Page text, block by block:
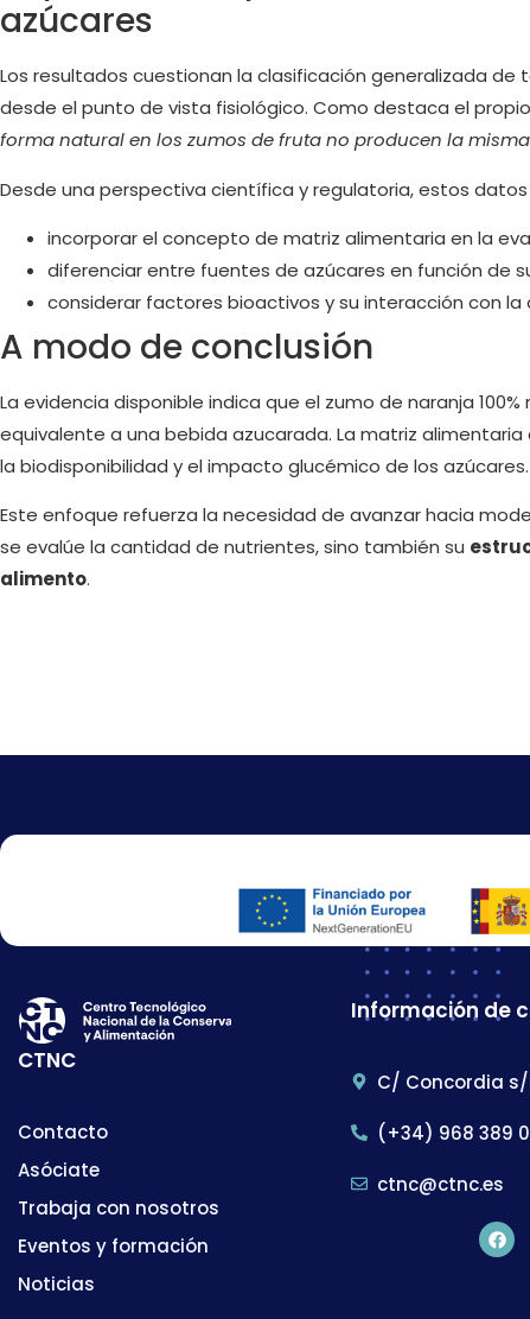
azúcares
Los resultados cuestionan la clasificación generalizada de
desde el punto de vista fisiológico. Como destaca el
forma natural en los zumos de fruta no producen la
Desde una perspectiva científica y regulatoria, estos
incorporar el concepto de matriz alimentaria en la
diferenciar entre fuentes de azúcares en función de
considerar factores bioactivos y su interacción con
A modo de conclusión
La evidencia disponible indica que el zumo de naranja
equivalente a una bebida azucarada. La matriz
la biodisponibilidad y el impacto glucémico de los azúcares.
Este enfoque refuerza la necesidad de avanzar hacia
se evalúe la cantidad de nutrientes, sino también su
alimento.
CTNC
Contacto
Asóciate
Trabaja con nosotros
Eventos y formación
Noticias
Información de
C/ Concordia
(+34) 968 389
ctnc@ctnc.es